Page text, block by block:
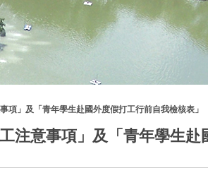
項」及「青年學生赴國外度假打工行前自我檢核表」
注意事項」及「青年學生赴